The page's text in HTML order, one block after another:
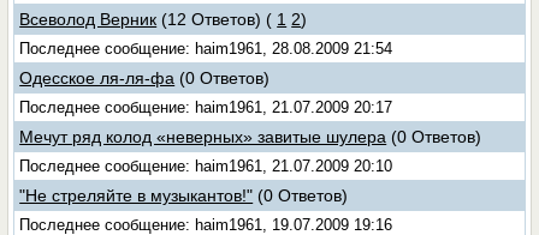
Всеволод Верник (12 Ответов) ( 1 2)
Последнее сообщение: haim1961, 28.08.2009 21:54
Одесское ля-ля-фа (0 Ответов)
Последнее сообщение: haim1961, 21.07.2009 20:17
Мечут ряд колод «неверных» завитые шулера (0 Ответов)
Последнее сообщение: haim1961, 21.07.2009 20:10
"Не стреляйте в музыкантов!" (0 Ответов)
Последнее сообщение: haim1961, 19.07.2009 19:16